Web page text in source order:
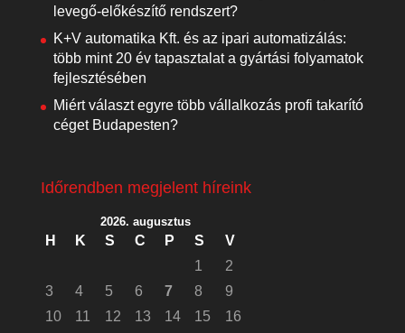
levegő-előkészítő rendszert?
K+V automatika Kft. és az ipari automatizálás:
több mint 20 év tapasztalat a gyártási folyamatok
fejlesztésében
Miért választ egyre több vállalkozás profi takarító
céget Budapesten?
Időrendben megjelent híreink
2026. augusztus
H K S C P S
V
1
2
3
4 5 6 7 8
9
10
11 12 13 14 15
16